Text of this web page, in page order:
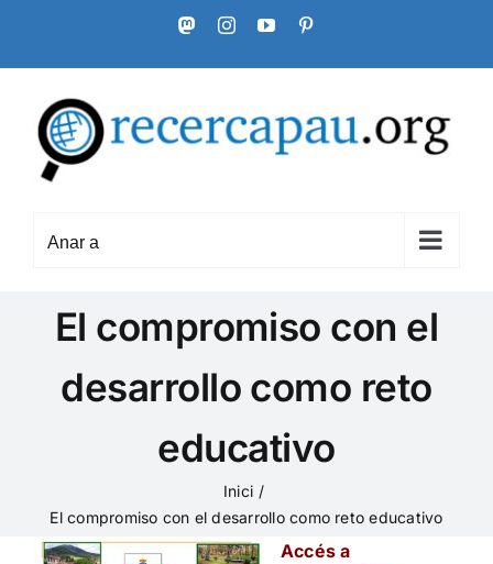
content
MastodonInstagram
YouTube
Anar a
El compromiso con el
desarrollo como reto
educativo
Inici
El compromiso con el desarrollo como reto educativo
Accés a